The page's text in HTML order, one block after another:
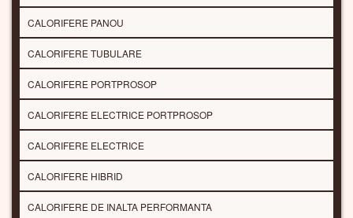
CALORIFERE PANOU
CALORIFERE TUBULARE
CALORIFERE PORTPROSOP
CALORIFERE ELECTRICE PORTPROSOP
CALORIFERE ELECTRICE
CALORIFERE HIBRID
CALORIFERE DE INALTA PERFORMANTA